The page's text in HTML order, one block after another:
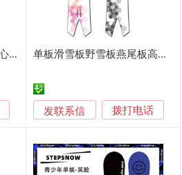
彩钢板 彩钢岩棉板 彩钢夹心板 彩钢单板 夹芯板 单板滑雪板野雪板燕尾板高山自由式粉雪板男女滑雪单板
发联系信 拨打电话